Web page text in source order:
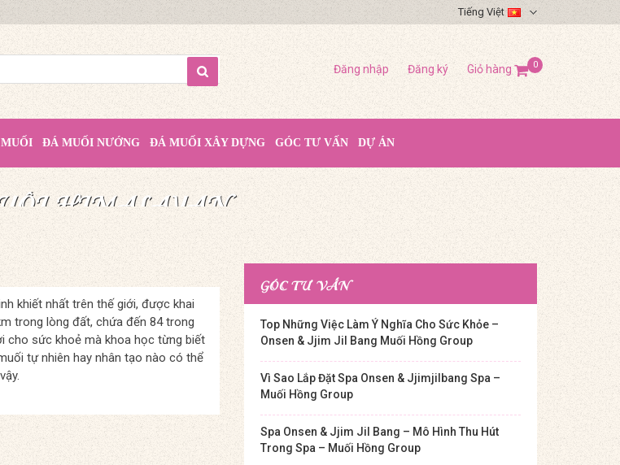
Tiếng Việt
Đăng nhập Đăng ký Giỏ hàng 0
ĐÁ MUỐI NƯỚNG ĐÁ MUỐI XÂY DỰNG GÓC TƯ VẤN DỰ ÁN
HIMALAYA
TỪ THIÊN NHIÊN
HIMALAYAN
TỪ THIÊN NHIÊN
HIMALAYAN
TẦM CUỘC SỐNG
khiết nhất trên thế giới, được khai
trong lòng đất, chứa đến 84 trong
cho sức khoẻ mà khoa học từng biết
tự nhiên hay nhân tạo nào có thể
GÓC TƯ VẤN
Top Những Việc Làm Ý Nghĩa Cho Sức Khỏe –
Onsen & Jjim Jil Bang Muối Hồng Group
Vì Sao Lắp Đặt Spa Onsen & Jjimjilbang Spa –
Muối Hồng Group
Spa Onsen & Jjim Jil Bang – Mô Hình Thu Hút
Trong Spa – Muối Hồng Group